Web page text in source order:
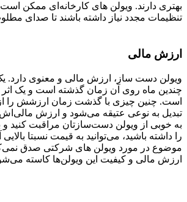
بهتری دارند. ویولن های کارخانه‌ای ممکن
تنظیمات مجدد نیاز داشته باشند تا صدای
ارزش مالی
ویولن دست ساز، ارزش مالی و معنوی
چندین ماه روی آن زمان گذشته است و یک
است. چنین چیزی با گذشت زمان ارزشش را
تبدیل به نوعی عتیقه می‌شود و ارزش مالی‌اش
به خوبی از ویولن دست‌سازتان مراقبت کنید
را داشته باشید، می‌توانید به قیمت نسبتا
موضوع در مورد ویولن های شرکتی صدق
ارزش مالی و کیفیت این ویولن‌ها کاسته